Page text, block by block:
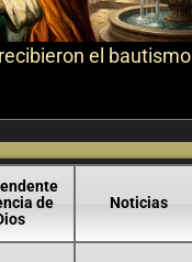
el bautismo
de
Noticias